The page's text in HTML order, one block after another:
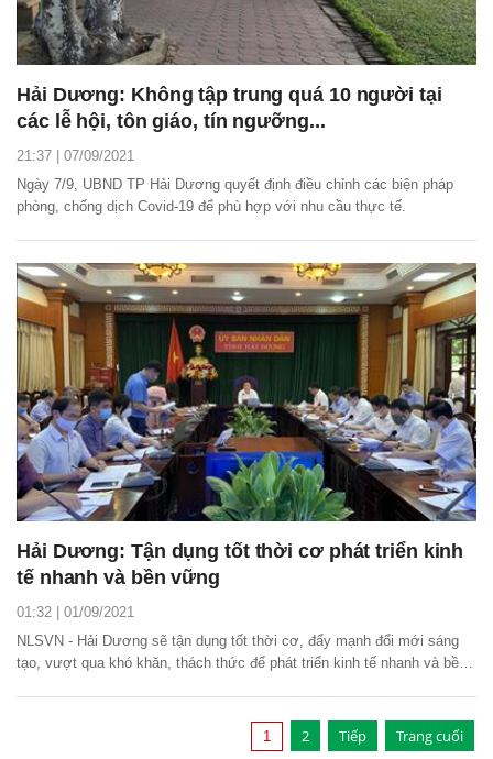
Hải Dương: Không tập trung quá 10 người tại
các lễ hội, tôn giáo, tín ngưỡng...
21:37 | 07/09/2021
Ngày 7/9, UBND TP Hải Dương quyết định điều chỉnh các biện pháp
phòng, chống dịch Covid-19 để phù hợp với nhu cầu thực tế.
Hải Dương: Tận dụng tốt thời cơ phát triển kinh
tế nhanh và bền vững
01:32 | 01/09/2021
NLSVN - Hải Dương sẽ tận dụng tốt thời cơ, đẩy mạnh đổi mới sáng
tạo, vượt qua khó khăn, thách thức để phát triển kinh tế nhanh và bền
1 2 Tiếp Trang cuối